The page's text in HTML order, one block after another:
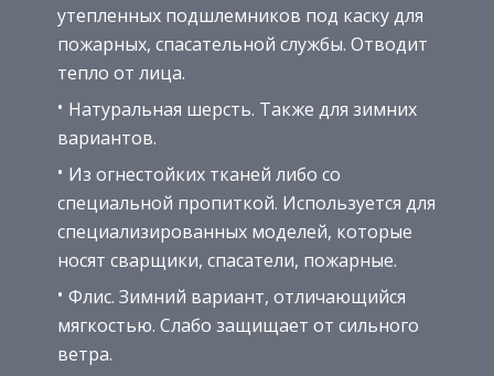
утепленных подшлемников под каску для
пожарных, спасательной службы. Отводит
тепло от лица.
Натуральная шерсть. Также для зимних
вариантов.
Из огнестойких тканей либо со
специальной пропиткой. Используется для
специализированных моделей, которые
носят сварщики, спасатели, пожарные.
Флис. Зимний вариант, отличающийся
мягкостью. Слабо защищает от сильного
ветра.